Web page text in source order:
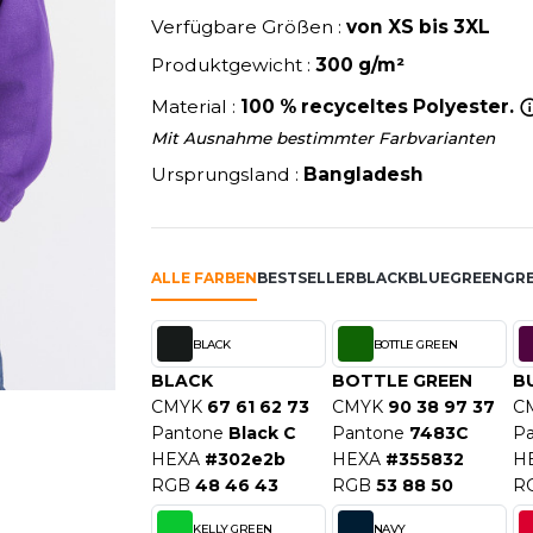
PRODUKTE
SCHLAFANZÜGE
SCHUHE
SCHÜRZEN
SICHERHEITSKLEIDUNG
SOFTSHELL
- BLANKS
NEW MORNING STUDIOS
P
PAREDES SEGURIDAD
PARKS
PEN DUICK
QUADRA
R
REFERENCE TEXTILE
REGATTA
RESULT
RICA LEWIS
RUSSELL ATHLETIC®
RUSSELL ATHLETIC®
MODE
Verfügbare Größen : von XS bis 3XL
Produktgewicht : 300 g/m²
Material : 100 % recyceltes Polyester.
Mit Ausnahme bestimmter Farbvarianten
Ursprungsland : Bangladesh
ALLE FARBENBESTSELLERBLACKBLUEGREEN
BLACK
BLACK
CMYK 67 61 62 73
Pantone Black C
HEXA #302e2b
RGB 48 46 43
BOTTLE GREEN
BOTTLE GREEN
CMYK 90 38 97 37
Pantone 7483C
HEXA #355832
RGB 53 88 50
KELLY GREEN NAVY